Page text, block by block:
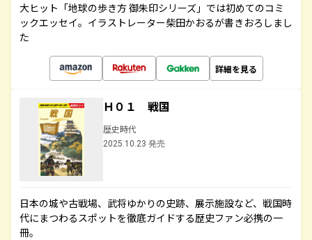
大ヒット「地球の歩き方 御朱印シリーズ」では初めてのコミ
ックエッセイ。イラストレーター柴田かおるが書きおろしまし
た
詳細を見る
Ｈ０１ 戦国
歴史時代
2025.10.23 発売
日本の城や古戦場、武将ゆかりの史跡、展示施設など、戦国時
代にまつわるスポットを徹底ガイドする歴史ファン必携の一
冊。